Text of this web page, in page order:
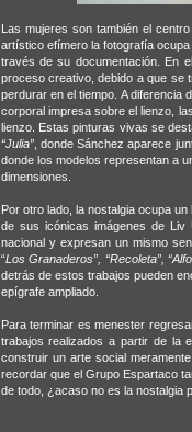
Las mujeres son también el
artístico efímero la fotografía
través de su documentación. En
proceso creativo, debido a que se
perdurar en el tiempo. A diferencia
corporal impresa sobre el lienzo,
lienzo. Estas pinturas vivas se
“Julia”, donde Sánchez aparece
donde los modelos representan a
dimensiones.
Por otro lado, la nostalgia ocupa
de sus icónicas imágenes de Liv
nacional y expresan un mismo
“Los Granaderos”, “Recoleta”,
detrás de estos trabajos pueden
epígrafe ampliado.
Para terminar es menester
trabajos realizados a partir de la
construir un arte social
recordar que el Grupo Espartaco
de todo, ¿acaso no es la nostalgia